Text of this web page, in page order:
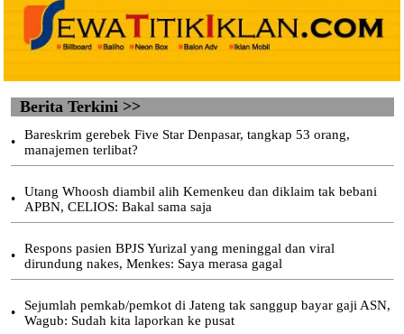
Berita Terkini >>
•
Bareskrim gerebek Five Star Denpasar, tangkap 53 orang,
manajemen terlibat?
•
Utang Whoosh diambil alih Kemenkeu dan diklaim tak bebani
APBN, CELIOS: Bakal sama saja
•
Respons pasien BPJS Yurizal yang meninggal dan viral
dirundung nakes, Menkes: Saya merasa gagal
•
Sejumlah pemkab/pemkot di Jateng tak sanggup bayar gaji ASN,
Wagub: Sudah kita laporkan ke pusat